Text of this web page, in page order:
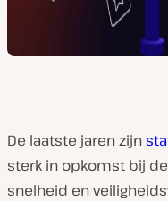
De laatste jaren zijn
sterk in opkomst bij
snelheid en